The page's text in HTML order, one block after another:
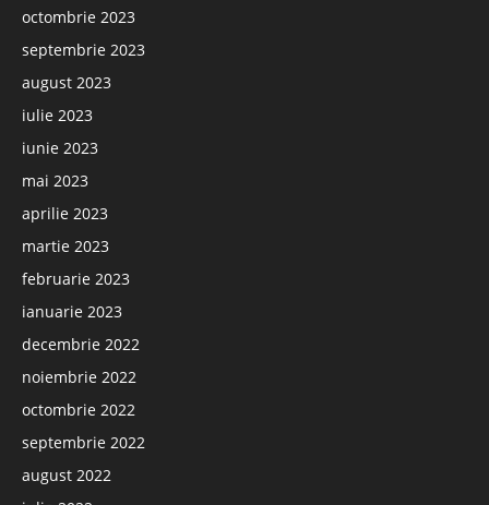
octombrie 2023
septembrie 2023
august 2023
iulie 2023
iunie 2023
mai 2023
aprilie 2023
martie 2023
februarie 2023
ianuarie 2023
decembrie 2022
noiembrie 2022
octombrie 2022
septembrie 2022
august 2022